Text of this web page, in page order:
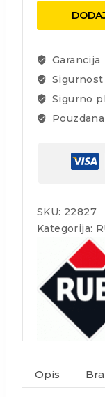
rezna
ploča
količina
Garancija
Sigurnost
Sigurno
SKU: 22827
Kategorija:
Opis